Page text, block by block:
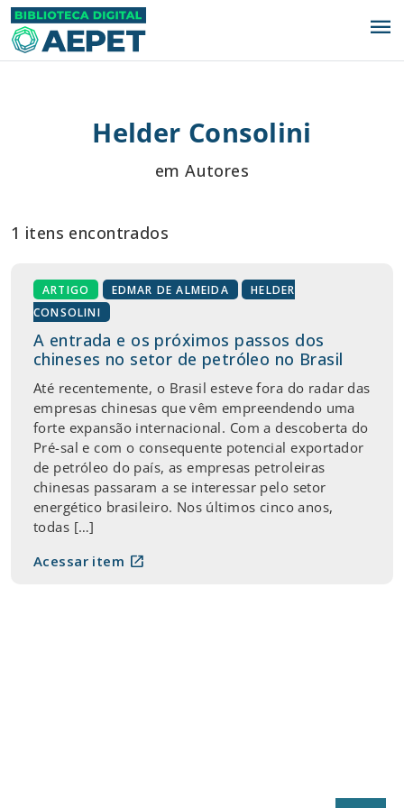
menu
Helder Consolini
em Autores
1 itens encontrados
ARTIGO EDMAR DE ALMEIDA
HELDER
CONSOLINI
A entrada e os próximos passos dos
chineses no setor de petróleo no Brasil
Até recentemente, o Brasil esteve fora do radar das
empresas chinesas que vêm empreendendo uma
forte expansão internacional. Com a descoberta do
Pré-sal e com o consequente potencial exportador
de petróleo do país, as empresas petroleiras
chinesas passaram a se interessar pelo setor
energético brasileiro. Nos últimos cinco anos,
todas […]
Acessar item open_in_new